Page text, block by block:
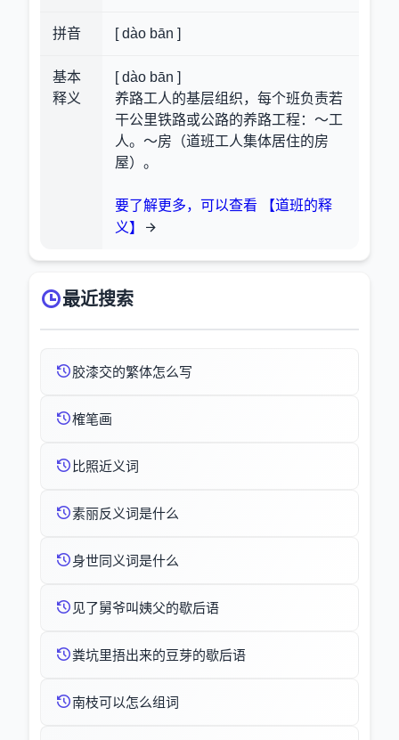
拼音 [ dào bān ]
基本
释义
[ dào bān ]
养路工人的基层组织，每个班负责若
干公里铁路或公路的养路工程：～工
人。～房（道班工人集体居住的房
屋）。
要了解更多，可以查看 【道班的释
义】
最近搜索
胶漆交的繁体怎么写
榷笔画
比照近义词
素丽反义词是什么
身世同义词是什么
见了舅爷叫姨父的歇后语
粪坑里捂出来的豆芽的歇后语
南枝可以怎么组词